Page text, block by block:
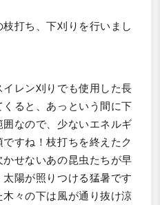
打ち、下刈りを行いまし
レン刈りでも使用した長
ると、あっという間に下
なので、少ないエネルギ
すね！枝打ちを終えたク
せないあの昆虫たちが早
陽が照りつける猛暑です
々の下は風が通り抜け涼